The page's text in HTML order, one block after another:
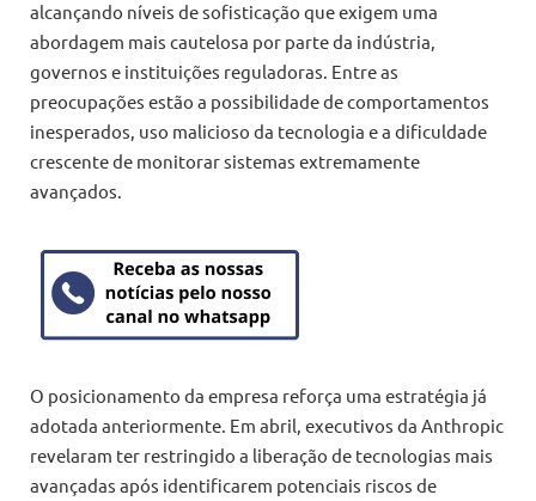
alcançando níveis de sofisticação que exigem uma
abordagem mais cautelosa por parte da indústria,
governos e instituições reguladoras. Entre as
preocupações estão a possibilidade de comportamentos
inesperados, uso malicioso da tecnologia e a dificuldade
crescente de monitorar sistemas extremamente
avançados.
O posicionamento da empresa reforça uma estratégia já
adotada anteriormente. Em abril, executivos da Anthropic
revelaram ter restringido a liberação de tecnologias mais
avançadas após identificarem potenciais riscos de